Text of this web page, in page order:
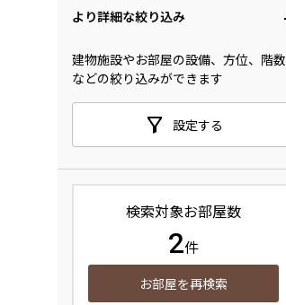
より詳細な絞り込み
建物施設やお部屋の設備、方位、階数
などの絞り込みができます
設定する
検索対象お部屋数
2件
お部屋を再検索